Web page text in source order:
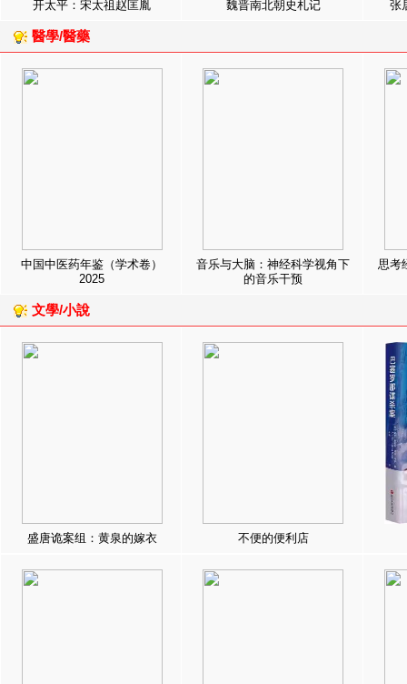
开太平：宋太祖赵匡胤 魏晋南北朝史札记 张
醫學/醫藥
中国中医药年鉴（学术卷）
2025
音乐与大脑：神经科学视角下
的音乐干预
思考
文學/小說
盛唐诡案组：黄泉的嫁衣 不便的便利店